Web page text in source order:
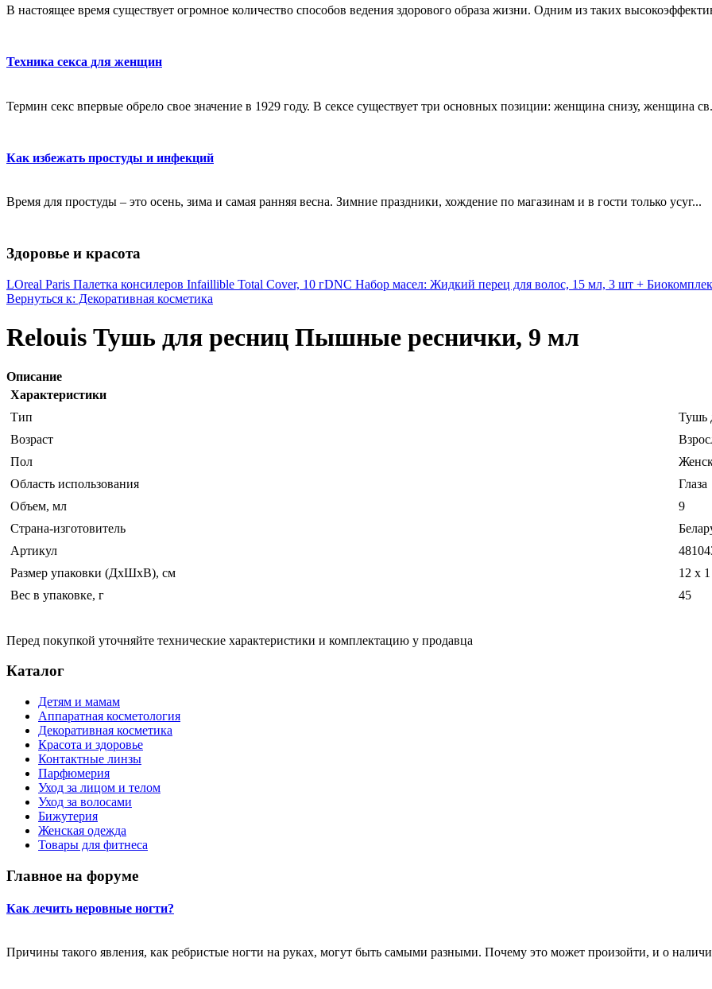
В настоящее время существует огромное количество способов ведения здорового образа жизни. Одним из таких
Техника секса для женщин
Термин секс впервые обрело свое значение в 1929 году. В сексе существует три основных позиции: женщина снизу, женщина
Как избежать простуды и инфекций
Время для простуды – это осень, зима и самая ранняя весна. Зимние праздники, хождение по магазинам и в гости только усуг...
Здоровье и красота
LOreal Paris Палетка консилеров Infaillible Total Cover, 10 гDNC Набор масел: Жидкий перец для волос, 15 мл, 3 шт +
Вернуться к: Декоративная косметика
Relouis Тушь для ресниц Пышные реснички, 9 мл
Описание
Характеристики
Тип
Тушь
Возраст
Пол
Область использования
Глаза
Объем, мл
9
Страна-изготовитель
Артикул
Размер упаковки (ДхШхВ), см
12 x 1
Вес в упаковке, г
45
Перед покупкой уточняйте технические характеристики и комплектацию у продавца
Каталог
Детям и мамам
Аппаратная косметология
Декоративная косметика
Красота и здоровье
Контактные линзы
Парфюмерия
Уход за лицом и телом
Уход за волосами
Бижутерия
Женская одежда
Товары для фитнеса
Главное на форуме
Как лечить неровные ногти?
Причины такого явления, как ребристые ногти на руках, могут быть самыми разными. Почему это может произойти, и о